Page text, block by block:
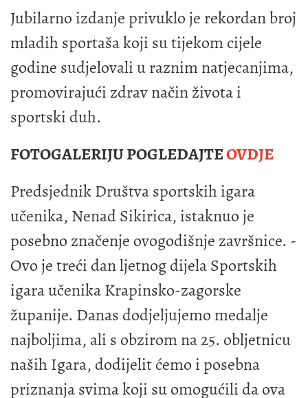
Jubilarno izdanje privuklo je rekordan broj
mladih sportaša koji su tijekom cijele
godine sudjelovali u raznim natjecanjima,
promovirajući zdrav način života i
sportski duh.
FOTOGALERIJU POGLEDAJTEOVDJE
Predsjednik Društva sportskih igara
učenika, Nenad Sikirica, istaknuo je
posebno značenje ovogodišnje završnice. -
Ovo je treći dan ljetnog dijela Sportskih
igara učenika Krapinsko-zagorske
županije. Danas dodjeljujemo medalje
najboljima, ali s obzirom na 25. obljetnicu
naših Igara, dodijelit ćemo i posebna
priznanja svima koji su omogućili da ova